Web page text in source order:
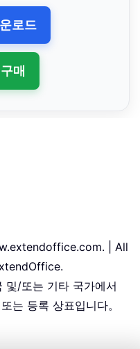
로드
매
| All
/또는 기타 국가에서
등록 상표입니다。